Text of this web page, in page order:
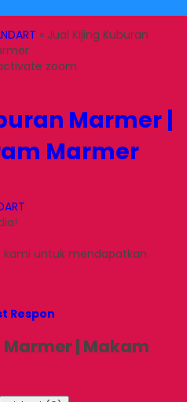
» Jual Kijing Kuburan
zoom
Marmer |
Marmer
kami untuk mendapatkan
Respon
| Makam